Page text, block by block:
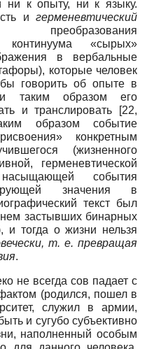
ни к опыту, ни к языку.
и герменевтический
континуума «сырых»
в вербальные
которые человек
бы говорить об опыте в
и таким образом его
и транслировать [22,
образом событие
конкретным
(жизненного
герменевтической
события
значения в
текст был
застывших бинарных
тогда о жизни нельзя
т. е. превращая
.
не всегда сов падает с
(родился, пошел в
служил в армии,
и сугубо субъективно
наполненный особым